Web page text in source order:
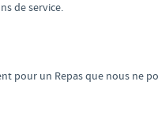
de service.
pour un Repas que nous ne